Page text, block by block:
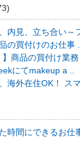
内見、立ち合い～
の買付けのお仕事 ..
】商品の買付け業務
にてmakeup a ..
海外在住OK！ ス
時間にできるお仕